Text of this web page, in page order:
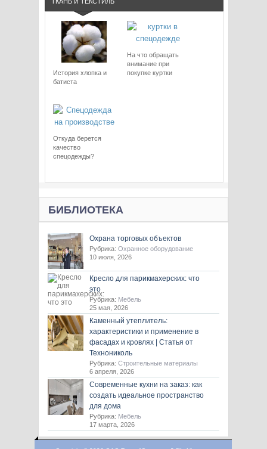
История хлопка и
батиста
На что обращать
внимание при
покупке куртки
Откуда берется
качество
спецодежды?
БИБЛИОТЕКА
Охрана торговых объектов
Рубрика: Охранное оборудование
10 июля, 2026
Кресло для парикмахерских: что
это
Рубрика: Мебель
25 мая, 2026
Каменный утеплитель:
характеристики и применение в
фасадах и кровлях | Статья от
Технониколь
Рубрика: Строительные материалы
6 апреля, 2026
Современные кухни на заказ: как
создать идеальное пространство
для дома
Рубрика: Мебель
17 марта, 2026